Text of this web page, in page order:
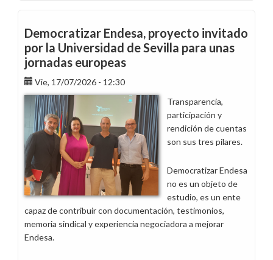
con
el
viaje
de
incentivos
del
colectivo
B2B
de
Endesa
Energía
aplazado
2025?
Democratizar Endesa, proyecto invitado
por la Universidad de Sevilla para unas
jornadas europeas
Vie, 17/07/2026 - 12:30
Transparencia,
participación y
rendición de cuentas
son sus tres pilares.
Democratizar Endesa
no es un objeto de
estudio, es un ente
capaz de contribuir con documentación, testimonios,
memoria sindical y experiencia negociadora a mejorar
Endesa.